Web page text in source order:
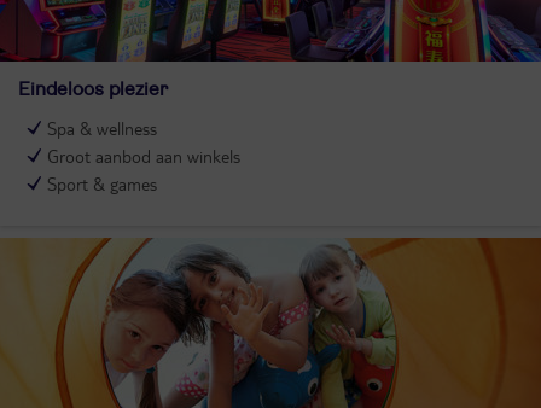
Eindeloos plezier
Spa & wellness
Groot aanbod aan winkels
Sport & games